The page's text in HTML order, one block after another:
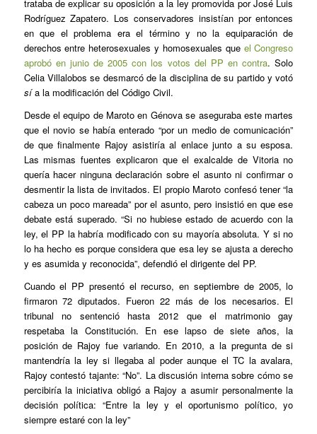
trataba de explicar su oposición a la ley promovida por José Luis
Rodríguez Zapatero. Los conservadores insistían por entonces
en que el problema era el término y no la equiparación de
derechos entre heterosexuales y homosexuales que el Congreso
aprobó en junio de 2005 con los votos del PP en contra. Solo
Celia Villalobos se desmarcó de la disciplina de su partido y votó
sía la modificación del Código Civil.
Desde el equipo de Maroto en Génova se aseguraba este martes
que el novio se había enterado “por un medio de comunicación”
de que finalmente Rajoy asistiría al enlace junto a su esposa.
Las mismas fuentes explicaron que el exalcalde de Vitoria no
quería hacer ninguna declaración sobre el asunto ni confirmar o
desmentir la lista de invitados. El propio Maroto confesó tener “la
cabeza un poco mareada” por el asunto, pero insistió en que ese
debate está superado. “Si no hubiese estado de acuerdo con la
ley, el PP la habría modificado con su mayoría absoluta. Y si no
lo ha hecho es porque considera que esa ley se ajusta a derecho
y es asumida y reconocida”, defendió el dirigente del PP.
Cuando el PP presentó el recurso, en septiembre de 2005, lo
firmaron 72 diputados. Fueron 22 más de los necesarios. El
tribunal no sentenció hasta 2012 que el matrimonio gay
respetaba la Constitución. En ese lapso de siete años, la
posición de Rajoy fue variando. En 2010, a la pregunta de si
mantendría la ley si llegaba al poder aunque el TC la avalara,
Rajoy contestó tajante: “No”. La discusión interna sobre cómo se
percibiría la iniciativa obligó a Rajoy a asumir personalmente la
decisión política: “Entre la ley y el oportunismo político, yo
siempre estaré con la ley”